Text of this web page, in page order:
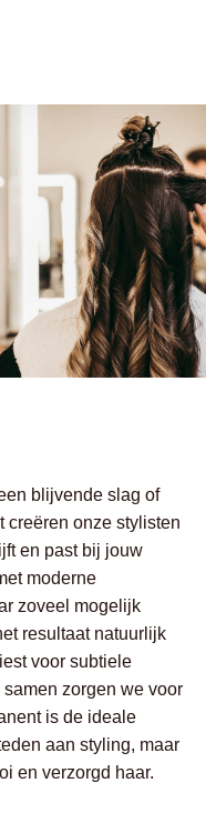
blijvende slag of
creëren onze stylisten
en past bij jouw
moderne
zoveel mogelijk
resultaat natuurlijk
voor subtiele
zorgen we voor
is de ideale
aan styling, maar
en verzorgd haar.